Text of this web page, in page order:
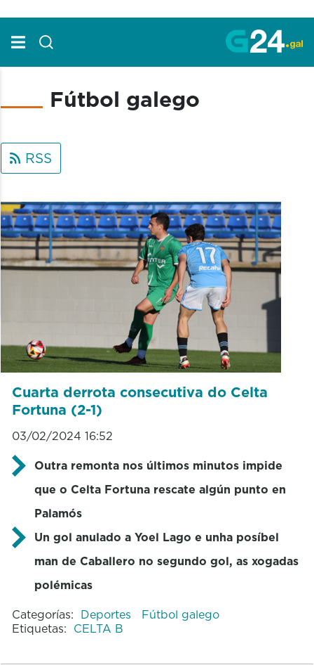
Fútbol galego
RSS
Cuarta derrota consecutiva do Celta
Fortuna (2-1)
03/02/2024 16:52
Outra remonta nos últimos minutos impide
que o Celta Fortuna rescate algún punto en
Palamós
Un gol anulado a Yoel Lago e unha posíbel
man de Caballero no segundo gol, as xogadas
polémicas
Categorías: Deportes
Fútbol galego
Etiquetas: CELTA B